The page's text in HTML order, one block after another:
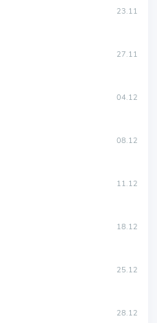
23.11
27.11
04.12
08.12
11.12
18.12
25.12
28.12